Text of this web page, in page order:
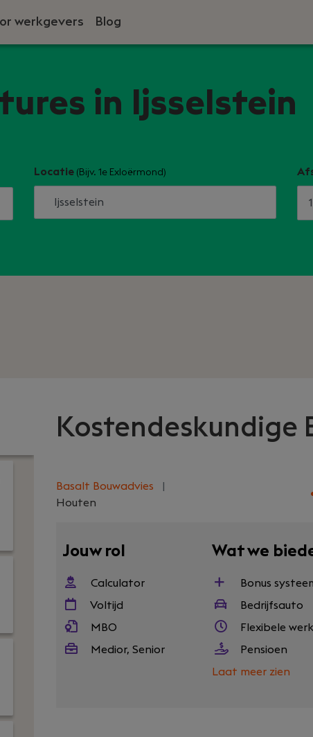
werkgevers Blog
in Ijsselstein
Locatie (Bijv. 1e Exloërmond)
Kostendeskundige
Basalt Bouwadvies
Houten
Jouw rol
Calculator
Voltijd
MBO
Medior, Senior
Wat we
Bonus
Bedrijfsauto
Flexibele
Pensioen
Laat meer zien